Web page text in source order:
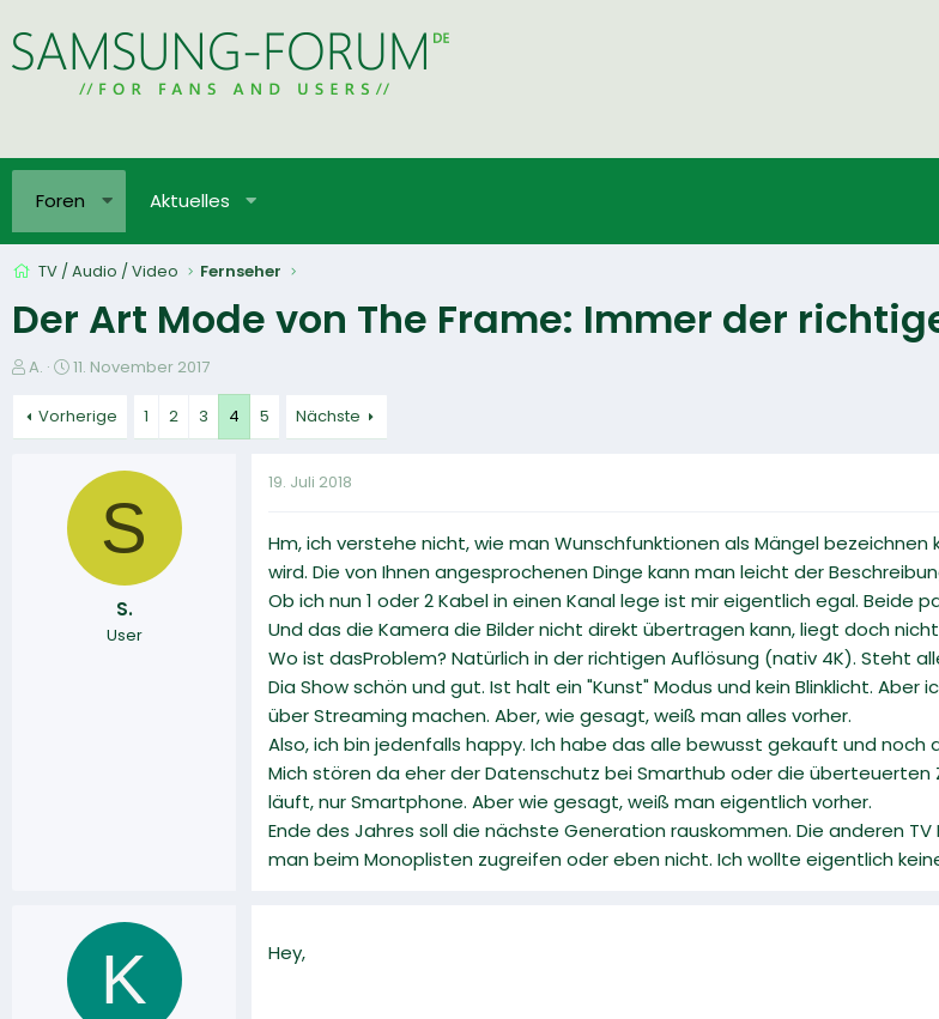
Foren Aktuelles
TV / Audio / Video Fernseher
Der Art Mode von The Frame: Immer der
E
s
t
A.
E
s
t
l
a
11. November 2017
Vorherige 1 2 3 4 5 Nächste
S
S.
User
19. Juli 2018
Hm, ich verstehe nicht, wie man Wunschfunktionen als Mängel
wird. Die von Ihnen angesprochenen Dinge kann man leicht der
Ob ich nun 1 oder 2 Kabel in einen Kanal lege ist mir eigentlich egal. Beide
Und das die Kamera die Bilder nicht direkt übertragen kann, liegt doch
Wo ist dasProblem? Natürlich in der richtigen Auflösung (nativ 4K). Steht
Dia Show schön und gut. Ist halt ein "Kunst" Modus und kein Blinklicht.
über Streaming machen. Aber, wie gesagt, weiß man alles vorher.
Also, ich bin jedenfalls happy. Ich habe das alle bewusst gekauft und noch
Mich stören da eher der Datenschutz bei Smarthub oder die
läuft, nur Smartphone. Aber wie gesagt, weiß man eigentlich vorher.
Ende des Jahres soll die nächste Generation rauskommen. Die anderen
man beim Monoplisten zugreifen oder eben nicht. Ich wollte eigentlich
K Hey,